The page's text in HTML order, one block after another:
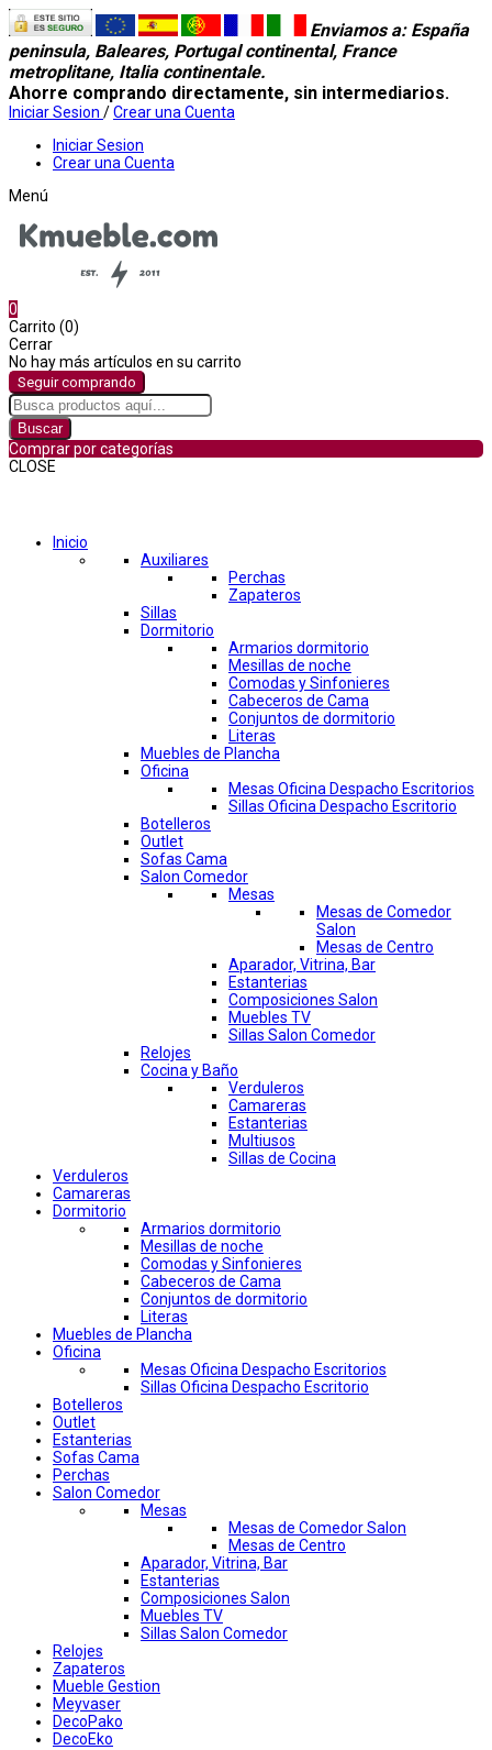
Enviamos a: España
peninsula, Baleares, Portugal continental, France
metroplitane, Italia continentale.
Ahorre comprando directamente, sin intermediarios.
Iniciar Sesion /Crear una Cuenta
Iniciar Sesion
Crear una Cuenta
Menú
0
Carrito (0)
Cerrar
No hay más artículos en su carrito
Seguir comprando
Buscar
Comprar por categorías
CLOSE
Inicio
Auxiliares
Perchas
Zapateros
Sillas
Dormitorio
Armarios dormitorio
Mesillas de noche
Comodas y Sinfonieres
Cabeceros de Cama
Conjuntos de dormitorio
Literas
Muebles de Plancha
Oficina
Mesas Oficina Despacho Escritorios
Sillas Oficina Despacho Escritorio
Botelleros
Outlet
Sofas Cama
Salon Comedor
Mesas
Mesas de Comedor
Salon
Mesas de Centro
Aparador, Vitrina, Bar
Estanterias
Composiciones Salon
Muebles TV
Sillas Salon Comedor
Relojes
Cocina y Baño
Verduleros
Camareras
Estanterias
Multiusos
Sillas de Cocina
Verduleros
Camareras
Dormitorio
Armarios dormitorio
Mesillas de noche
Comodas y Sinfonieres
Cabeceros de Cama
Conjuntos de dormitorio
Literas
Muebles de Plancha
Oficina
Mesas Oficina Despacho Escritorios
Sillas Oficina Despacho Escritorio
Botelleros
Outlet
Estanterias
Sofas Cama
Perchas
Salon Comedor
Mesas
Mesas de Comedor Salon
Mesas de Centro
Aparador, Vitrina, Bar
Estanterias
Composiciones Salon
Muebles TV
Sillas Salon Comedor
Relojes
Zapateros
Mueble Gestion
Meyvaser
DecoPako
DecoEko